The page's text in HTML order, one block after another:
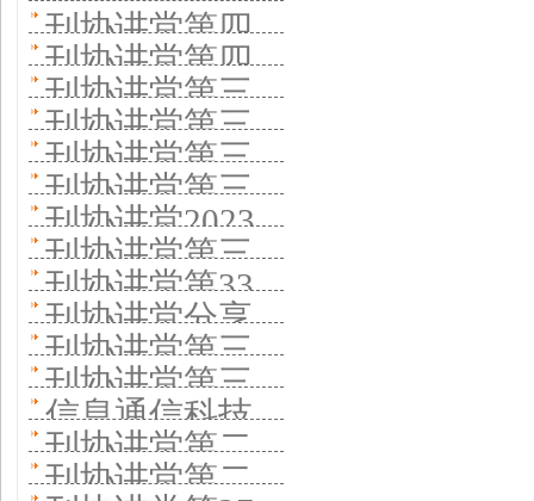
新
千万粉丝
刊常青之道
验 组织优质稿
件 深化融合创
新
经验 老牌学术
期刊怎样保特
色促发展
做强做大做活
协讲堂详解推
动语文规范 一
本以“纠错”为特
色刊物怎样塑
品牌
十三期举行
《丝绸》杂志
讲述办刊特色
十二期开讲
《南方》杂志
分享探索“四
有”实践
刊协讲堂第四
十一期开讲
《农村百事
通》分享怎样
服务“三农”
刊协讲堂第四
十期开讲 《历
史研究》杂志
分享办刊思路
刊协讲堂第三
十九期开讲
《女友》杂志
创新促融合
刊协讲堂第三
十八期举办
《敦煌研究》
分享办刊经验
刊协讲堂第三
十七期开讲党
史学术期刊如
何创新
刊协讲堂第三
十六期开讲聚
焦百年期刊如
何守正创新
刊协讲堂2023
年首次开讲
《廉政瞭望》
分享办刊实践
刊协讲堂第三
十四期专题开
讲 有科出版分
享建设一流科
技期刊经验
刊协讲堂第33
期开讲 中国激
光杂志社 分享
办刊实践
刊协讲堂分享
期刊数字化转
型
刊协讲堂第三
十一期 《新湘
评论》分享办
刊协讲堂第三
十期 聚焦大学
出版社办刊思
信息通信科技
期刊集群打
刊协讲堂第二
刊协讲堂第二